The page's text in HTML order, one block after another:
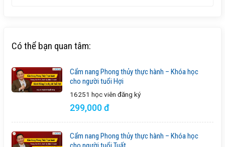
Có thể bạn quan tâm:
Cẩm nang Phong thủy thực hành – Khóa học
cho người tuổi Hợi
16251 học viên đăng ký
299,000 đ
Cẩm nang Phong thủy thực hành – Khóa học